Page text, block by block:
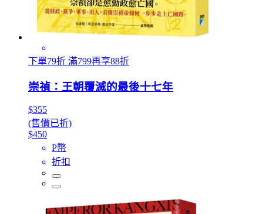
下單79折 滿799再享88折
崇禎：王朝覆滅的最後十七年
$355
(售價已折)
$450
P幣
折扣